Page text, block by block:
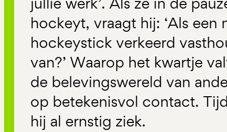
hockeyt, vraagt hij: ‘Als een
hockeystick verkeerd
van?’ Waarop het kwartje
de belevingswereld van
op betekenisvol contact.
hij al ernstig ziek.